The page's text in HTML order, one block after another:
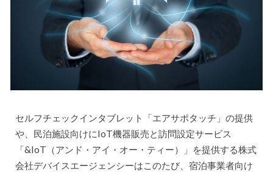
セルフチェックインタブレット「エアサポタッチ」の提供
や、民泊施設向けにIoT機器販売と訪問設定サービス
「&IoT（アンド・アイ・オー・ティー）」を提供する株式
会社デバイスエージェンシーはこのたび、宿泊事業者向け